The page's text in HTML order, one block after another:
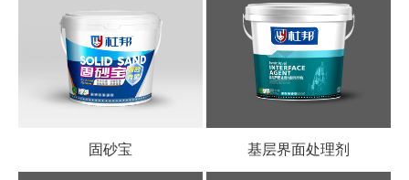
固砂宝 基层界面处理剂